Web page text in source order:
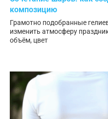
композицию
Грамотно подобранные
изменить атмосферу
объём, цвет